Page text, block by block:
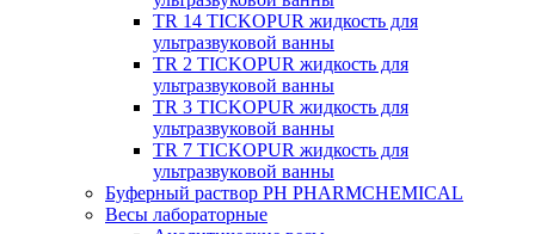
TR 14 TICKOPUR жидкость для
ультразвуковой ванны
TR 2 TICKOPUR жидкость для
ультразвуковой ванны
TR 3 TICKOPUR жидкость для
ультразвуковой ванны
TR 7 TICKOPUR жидкость для
ультразвуковой ванны
Буферный раствор PH PHARMCHEMICAL
Весы лабораторные